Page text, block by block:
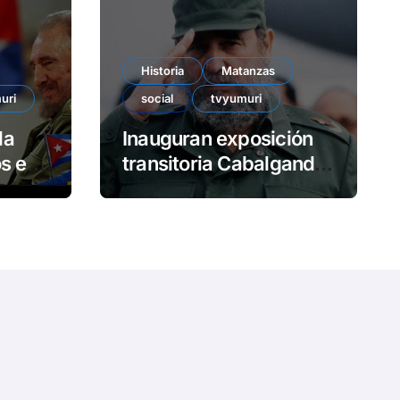
Historia
Matanzas
social
tvyumuri
Inauguran exposición
transitoria Cabalgando
con Fidel